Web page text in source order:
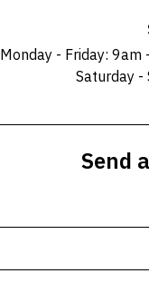
Monday - Friday: 9am
Saturday -
Send